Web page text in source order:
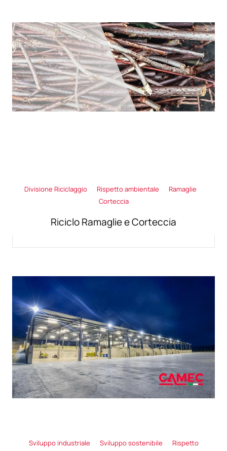
Divisione Riciclaggio Rispetto ambientale
Ramaglie
Corteccia
Riciclo Ramaglie e Corteccia
Sviluppo industriale Sviluppo sostenibile
Rispetto